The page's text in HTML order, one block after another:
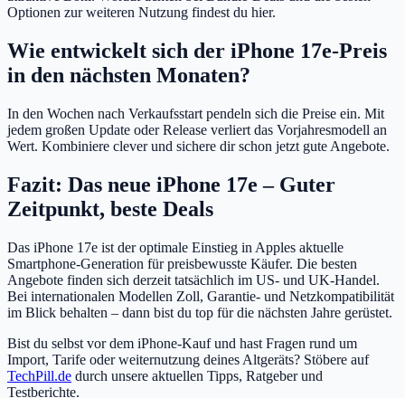
Optionen zur weiteren Nutzung findest du hier.
Wie entwickelt sich der iPhone 17e-Preis
in den nächsten Monaten?
In den Wochen nach Verkaufsstart pendeln sich die Preise ein. Mit
jedem großen Update oder Release verliert das Vorjahresmodell an
Wert. Kombiniere clever und sichere dir schon jetzt gute Angebote.
Fazit: Das neue iPhone 17e – Guter
Zeitpunkt, beste Deals
Das iPhone 17e ist der optimale Einstieg in Apples aktuelle
Smartphone-Generation für preisbewusste Käufer. Die besten
Angebote finden sich derzeit tatsächlich im US- und UK-Handel.
Bei internationalen Modellen Zoll, Garantie- und Netzkompatibilität
im Blick behalten – dann bist du top für die nächsten Jahre gerüstet.
Bist du selbst vor dem iPhone-Kauf und hast Fragen rund um
Import, Tarife oder weiternutzung deines Altgeräts? Stöbere auf
TechPill.de durch unsere aktuellen Tipps, Ratgeber und
Testberichte.